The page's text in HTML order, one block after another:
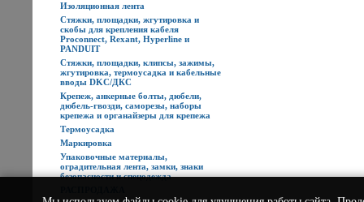
Изоляционная лента
Стяжки, площадки, жгутировка и
скобы для крепления кабеля
Proconnect, Rexant, Hyperline и
PANDUIT
Стяжки, площадки, клипсы, зажимы,
жгутировка, термоусадка и кабельные
вводы DKC/ДКС
Крепеж, анкерные болты, дюбели,
дюбель-гвозди, саморезы, наборы
крепежа и органайзеры для крепежа
Термоусадка
Маркировка
Упаковочные материалы,
оградительная лента, замки, знаки
безопасности и спецодежда